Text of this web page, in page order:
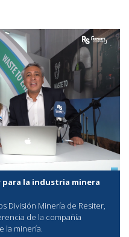
para la industria minera
División Minería de Resiter,
de la compañía
la minería.